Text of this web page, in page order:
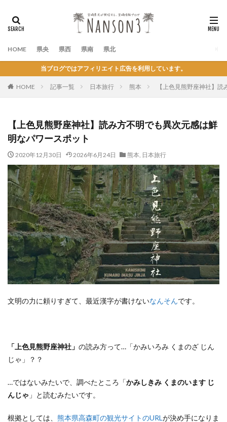
HOME 県央 県西 県南 県北
当ブログではアフィリエイト広告を利用しています。
HOME 記事一覧 日本旅行 熊本 【上色見熊野座神社】
【上色見熊野座神社】読み方不明でも異次元感は鮮
明なパワースポット
2020年12月30日 2026年6月24日 熊本, 日本旅行
文明の力に頼りすぎて、最近漢字が書けないなんそんです。
「上色見熊野座神社」 の読み方って…「かみいろみ くまのざ じん
じゃ」？？
…ではないみたいで、調べたところ「かみしきみ くまのいます じ
んじゃ 」と読むみたいです。
根拠としては、 熊本県高森町の観光サイトのURLが決め手になりま